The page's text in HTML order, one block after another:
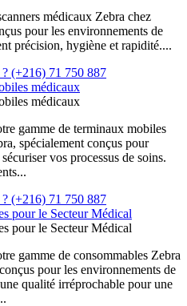
médicaux Zebra chez
pour les environnements de
précision, hygiène et rapidité....
(+216) 71 750 887
médicaux
médicaux
gamme de terminaux mobiles
spécialement conçus pour
vos processus de soins.
(+216) 71 750 887
pour le Secteur Médical
pour le Secteur Médical
gamme de consommables Zebra
pour les environnements de
qualité irréprochable pour une